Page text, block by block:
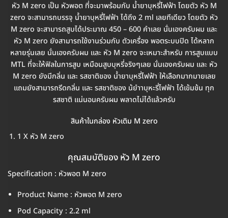
หัว M zero เป็น หัวพอต ที่จะมาพร้อมกับ น้ำยาบุหรี่ไฟฟ้า โดยตัว หัว M
zero จะสามารถบรรจุ น้ำยาบุหรี่ไฟฟ้า ได้ถึง 2 ml เลยทีเดียว โดยตัว หัว
M zero จะสามารถสูบได้ประมาณ 450 – 600 คำเลย นั่นเองครับผม และ
หัว M zero ยังสามารถใช้งานร่วมกับ ตัวเครื่อง พอตระบบปิด ได้หลาก
หลายรุ่นเลย นั่นเองครับผม และ หัว M zero จะเหมาะสำหรับ การสูบแบบ
MTL ที่จะให้ฟิลในการสูบ เหมือนสูบบุหรี่จริงๆเลย นั่นเองครับผม และ หัว
M zero ยังมีกลิ่น และ รสชาติของ น้ำยาบุหรี่ไฟฟ้า ให้เลือกมากมายเลย
แถมยังสามารถรีดกลิ่น และ รสชาติของ น้ยำาบุหะรี่ไฟฟ้า ได้เข้มข้น ทุก
รสชาติ แน่นอนครับผม พลาดไม่ได้แล้วครับ
สินค้าในกล่อง หัวเติม M zero
1 X หัว M zero
คุณสมบัติของ หัว M zero
Specification : หัวพอต M zero
Product Name : หัวพอต M zero
Pod Capacity : 2.2 ml